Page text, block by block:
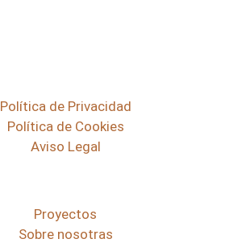
Política de Privacidad
Política de Cookies
Aviso Legal
Proyectos
Sobre nosotras